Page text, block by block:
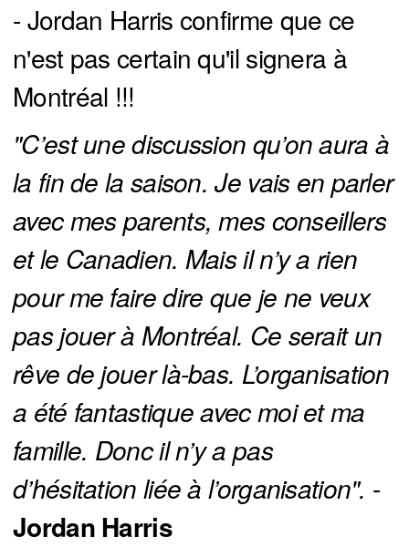
- Jordan Harris confirme que ce
n'est pas certain qu'il signera à
Montréal !!!
"C’est une discussion qu’on aura à
la fin de la saison. Je vais en parler
avec mes parents, mes conseillers
et le Canadien. Mais il n’y a rien
pour me faire dire que je ne veux
pas jouer à Montréal. Ce serait un
rêve de jouer là-bas. L’organisation
a été fantastique avec moi et ma
famille. Donc il n’y a pas
d’hésitation liée à l’organisation". -
Jordan Harris